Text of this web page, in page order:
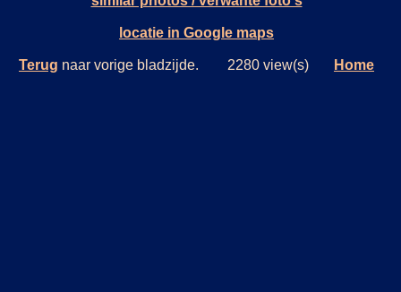
locatie in Google maps
Terug naar vorige bladzijde. 2280 view(s) Home